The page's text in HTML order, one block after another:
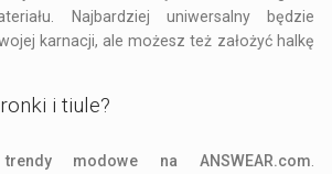
Najbardziej uniwersalny będzie
karnacji, ale możesz też założyć halkę
i tiule?
trendy modowe na ANSWEAR.com